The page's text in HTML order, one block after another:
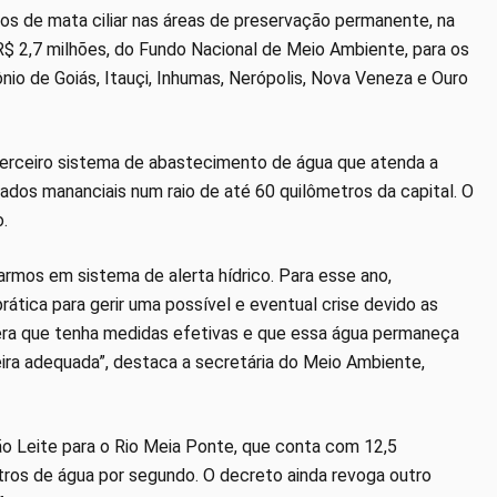
de mata ciliar nas áreas de preservação permanente, na
2,7 milhões, do Fundo Nacional de Meio Ambiente, para os
de Goiás, Itauçi, Inhumas, Nerópolis, Nova Veneza e Ouro
sistema de abastecimento de água que atenda a
mananciais num raio de até 60 quilômetros da capital. O
em sistema de alerta hídrico. Para esse ano,
para gerir uma possível e eventual crise devido as
que tenha medidas efetivas e que essa água permaneça
adequada”, destaca a secretária do Meio Ambiente,
Leite para o Rio Meia Ponte, que conta com 12,5
de água por segundo. O decreto ainda revoga outro